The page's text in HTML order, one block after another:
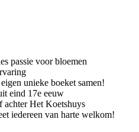
passie voor bloemen
unieke boeket samen!
eind 17e eeuw
achter Het Koetshuys
iedereen van harte welkom!